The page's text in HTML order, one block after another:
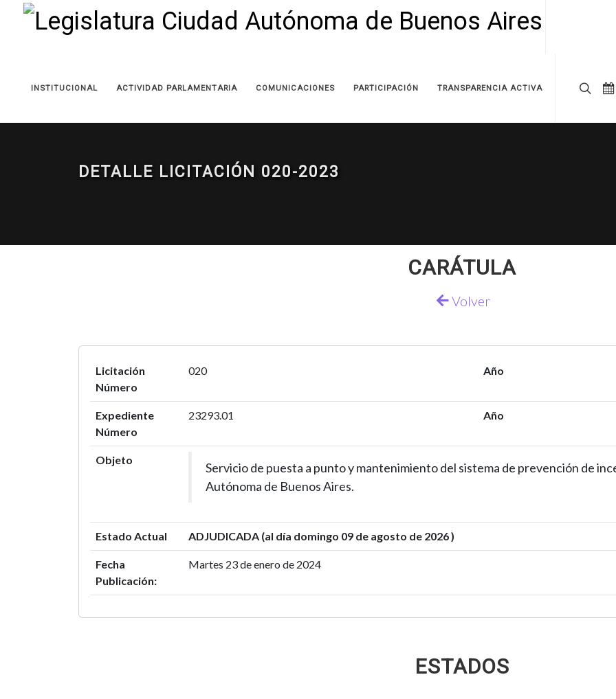
INSTITUCIONAL ACTIVIDAD PARLAMENTARIA COMUNICACIONES PARTICIPACIÓN TRANSPARENCIA ACTIVA
DETALLE LICITACIÓN 020-2023
CARÁTULA
Volver
Licitación
Número
020 Año
Expediente
Número
23293.01 Año
Objeto
Servicio de puesta a punto y mantenimiento del sistema de prevención de
Autónoma de Buenos Aires.
Estado Actual ADJUDICADA (al día domingo 09 de agosto de 2026 )
Fecha
Publicación:
Martes 23 de enero de 2024
ESTADOS